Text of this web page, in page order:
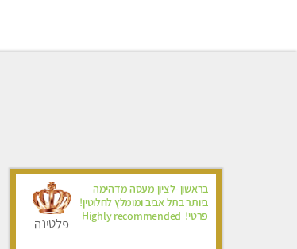
בראשון -לציון מעסה מדהימה
ביותר בתל אביב ומומלץ לחלוטין!
פרטי! ​​​​​​ Highly recommended
פלטינה